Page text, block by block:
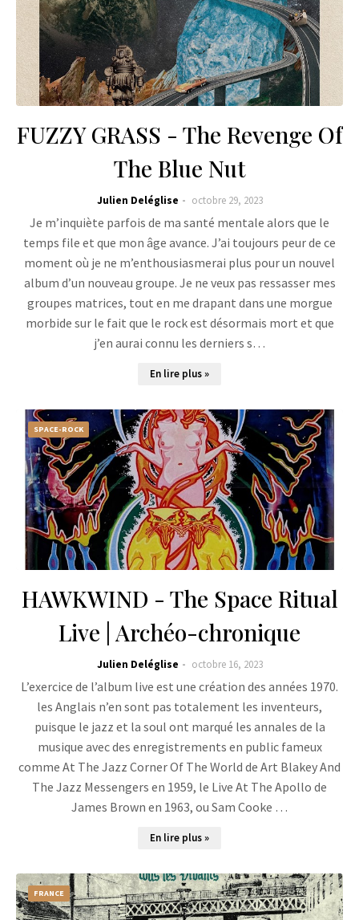
FUZZY GRASS - The Revenge Of
The Blue Nut
Julien Deléglise octobre 29, 2023
Je m’inquiète parfois de ma santé mentale alors que le
temps file et que mon âge avance. J’ai toujours peur de ce
moment où je ne m’enthousiasmerai plus pour un nouvel
album d’un nouveau groupe. Je ne veux pas ressasser mes
groupes matrices, tout en me drapant dans une morgue
morbide sur le fait que le rock est désormais mort et que
j’en aurai connu les derniers s…
En lire plus »
SPACE-ROCK
HAWKWIND - The Space Ritual
Live | Archéo-chronique
Julien Deléglise octobre 16, 2023
L’exercice de l’album live est une création des années 1970.
les Anglais n’en sont pas totalement les inventeurs,
puisque le jazz et la soul ont marqué les annales de la
musique avec des enregistrements en public fameux
comme At The Jazz Corner Of The World de Art Blakey And
The Jazz Messengers en 1959, le Live At The Apollo de
James Brown en 1963, ou Sam Cooke …
En lire plus »
FRANCE